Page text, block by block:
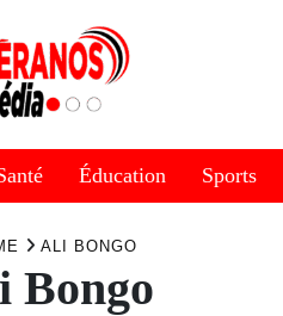
Éducation Sports
ALI BONGO
Bongo